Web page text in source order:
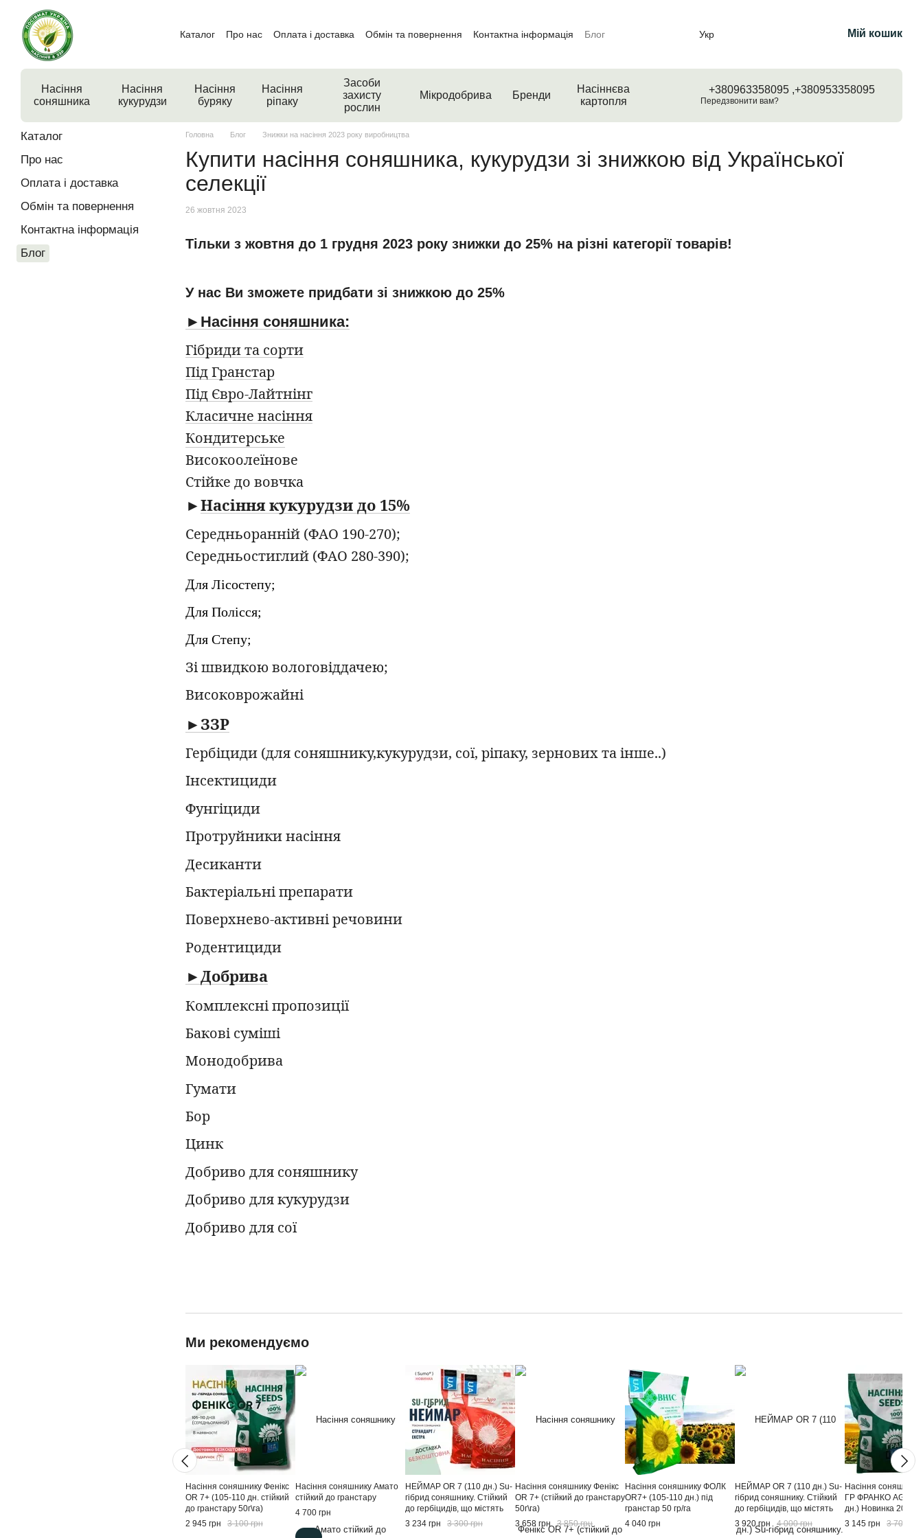
Перейти до основного контенту
Каталог Про нас Оплата і доставка Обмін та повернення Контактна інформація Блог Укр Мій кошик
Насіння
соняшника
Насіння
кукурудзи
Насіння
буряку
Насіння
ріпаку
Засоби
захисту
рослин
Мікродобрива Бренди
Насіннєва
картопля
+380963358095 ,+380953358095
Передзвонити вам?
Головна Блог Знижки на насіння 2023 року виробництва
Купити насіння соняшника, кукурудзи зі знижкою від Української
селекції
26 жовтня 2023
Тільки з жовтня до 1 грудня 2023 року знижки до 25% на різні категорії товарів!
У нас Ви зможете придбати зі знижкою до 25%
► Насіння соняшника:
Гібриди та сорти
Під Гранстар
Під Євро-Лайтнінг
Класичне насіння
Кондитерське
Високоолеїнове
Стійке до вовчка
►Насіння кукурудзи до 15%
Середньоранній (ФАО 190-270);
Середньостиглий (ФАО 280-390);
Для Лісостепу;
Для Полісся;
Для Степу;
Зі швидкою вологовіддачею;
Високоврожайні
►ЗЗР
Гербіциди (для соняшнику,кукурудзи, сої, ріпаку, зернових та інше..)
Інсектициди
Фунгіциди
Протруйники насіння
Десиканти
Бактеріальні препарати
Поверхнево-активні речовини
Родентициди
►Добрива
Комплексні пропозиції
Бакові суміші
Монодобрива
Гумати
Бор
Цинк
Добриво для соняшнику
Добриво для кукурудзи
Добриво для сої
Ми рекомендуємо
Насіння соняшнику Фенікс
ОR 7+ (105-110 дн. стійкий
до гранстару 50г\га)
2 945 грн
3 100 грн
Насіння соняшнику Амато
стійкий до гранстару
4 700 грн
НЕЙМАР OR 7 (110 дн.) Su-
гібрид соняшнику. Стійкий
до гербіцидів, що містять
трибенурон-метил (Sumo) -
50 гр/га
3 234 грн 3 300 грн
Насіння соняшнику Фенікс
ОR 7+ (стійкий до гранстару
50г\га)
3 658 грн
3 850 грн
Насіння соняшнику ФОЛК
OR7+ (105-110 дн.) під
гранстар 50 гр/га
4 040 грн
НЕЙМАР OR 7 (110 дн.) Su-
гібрид соняшнику. Стійкий
до гербіцидів, що містять
трибенурон-метил (Sumo) -
50 гр/га
3 920 грн 4 000 грн
Насіння соняшника
ГР ФРАНКО AG
дн.) Новинка 2024!
3 145 грн
3 700 грн
Каталог
Про нас
Оплата і доставка
Обмін та повернення
Контактна інформація
Блог